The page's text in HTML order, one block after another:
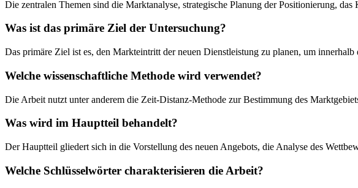
Die zentralen Themen sind die Marktanalyse, strategische Planung der Positionierung,
Was ist das primäre Ziel der Untersuchung?
Das primäre Ziel ist es, den Markteintritt der neuen Dienstleistung zu planen, um
Welche wissenschaftliche Methode wird verwendet?
Die Arbeit nutzt unter anderem die Zeit-Distanz-Methode zur Bestimmung des
Was wird im Hauptteil behandelt?
Der Hauptteil gliedert sich in die Vorstellung des neuen Angebots, die Analyse des
Welche Schlüsselwörter charakterisieren die Arbeit?